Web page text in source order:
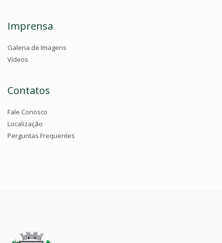
Imprensa
Galeria de Imagens
Vídeos
Contatos
Fale Conosco
Localização
Perguntas Frequentes